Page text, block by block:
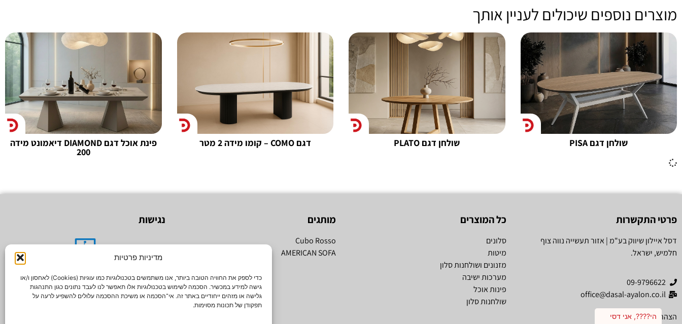
מדיניות פרטיות
כדי לספק את החוויה הטובה ביותר, אנו משתמשים בטכנולוגיות כמו עוגיות (Cookies) לאחסון ו/או
גישה למידע במכשיר. הסכמה לשימוש בטכנולוגיות אלו תאפשר לנו לעבד נתונים כגון התנהגות
גלישה או מזהים ייחודיים באתר זה. אי־הסכמה או משיכת ההסכמה עלולים להשפיע לרעה על
תפקודן של תכונות מסוימות.
מוצרים נוספים שיכולים לעניין אותך
שולחן דגם PISA שולחן דגם PLATO דגם COMO – קומו מידה 2 מטר פינת אוכל דגם DIAMOND דיאמונט מידה
200
פרטי התקשרות
דסל איילון שיווק בע"מ | אזור תעשייה נווה צוף
חלמיש, ישראל.
09-9796622
office@dasal-ayalon.co.il
הצהרת נגישות
כל המוצרים
סלונים
מיטות
מזנונים ושולחנות סלון
מערכות ישיבה
פינות אוכל
שולחנות סלון
מותגים
Cubo Rosso
AMERICAN SOFA
נגישות
האתר עבר תהליך הנגשה לבעלי מוגבליות
אתר זה מונגש לבעלי מוגבלויות